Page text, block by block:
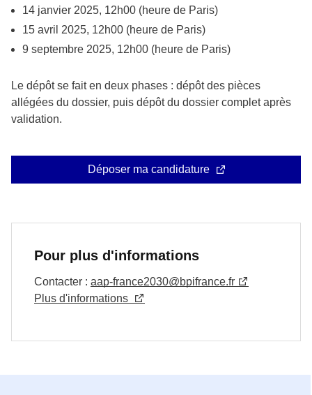
14 janvier 2025, 12h00 (heure de Paris)
15 avril 2025, 12h00 (heure de Paris)
9 septembre 2025, 12h00 (heure de Paris)
Le dépôt se fait en deux phases : dépôt des pièces
allégées du dossier, puis dépôt du dossier complet après
validation.
Déposer ma candidature
Pour plus d'informations
Contacter : aap-france2030@bpifrance.fr
Plus d'informations